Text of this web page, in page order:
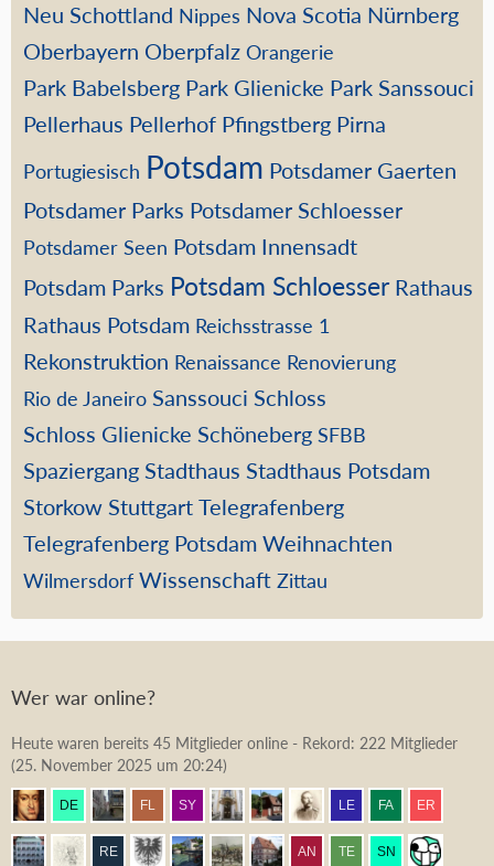
Neu Schottland Nippes Nova Scotia Nürnberg
Oberbayern Oberpfalz Orangerie
Park Babelsberg Park Glienicke Park Sanssouci
Pellerhaus Pellerhof Pfingstberg Pirna
Portugiesisch Potsdam Potsdamer Gaerten
Potsdamer Parks Potsdamer Schloesser
Potsdamer Seen Potsdam Innensadt
Potsdam Parks Potsdam Schloesser Rathaus
Rathaus Potsdam Reichsstrasse 1
Rekonstruktion Renaissance Renovierung
Rio de Janeiro Sanssouci Schloss
Schloss Glienicke Schöneberg SFBB
Spaziergang Stadthaus Stadthaus Potsdam
Storkow Stuttgart Telegrafenberg
Telegrafenberg Potsdam Weihnachten
Wilmersdorf Wissenschaft Zittau
Wer war online?
Heute waren bereits 45 Mitglieder online - Rekord: 222 Mitglieder
(25. November 2025 um 20:24)